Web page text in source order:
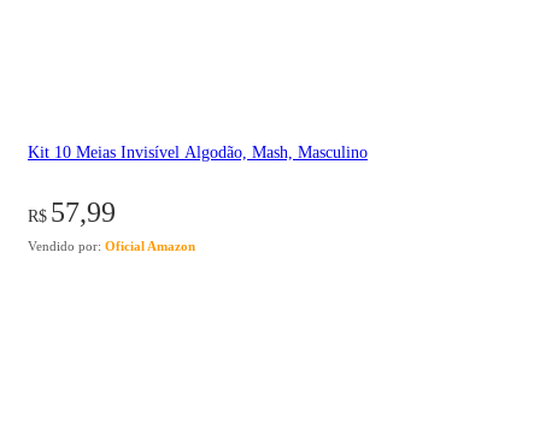
Kit 10 Meias Invisível Algodão, Mash, Masculino
R$ 57,99
Vendido por: Oficial Amazon